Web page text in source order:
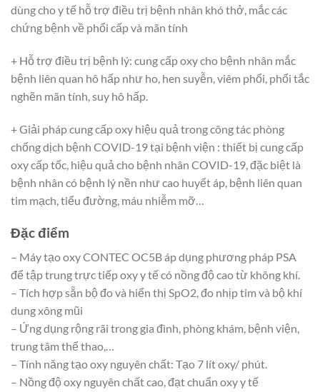
dùng cho y tế hỗ trợ điều trị bệnh nhân khó thở, mắc các
chứng bệnh về phổi cấp và mãn tính
+ Hỗ trợ điều trị bệnh lý: cung cấp oxy cho bệnh nhân mắc
bệnh liên quan hô hấp như ho, hen suyễn, viêm phổi, phổi tắc
nghẽn mãn tính, suy hô hấp.
+ Giải pháp cung cấp oxy hiệu quả trong công tác phòng
chống dịch bệnh COVID-19 tại bệnh viện : thiết bị cung cấp
oxy cấp tốc, hiệu quả cho bệnh nhân COVID-19, đặc biệt là
bệnh nhân có bệnh lý nền như cao huyết áp, bệnh liên quan
tim mạch, tiểu đường, máu nhiễm mỡ…
Đặc điểm
– Máy tạo oxy CONTEC OC5B áp dụng phương pháp PSA
để tập trung trực tiếp oxy y tế có nồng độ cao từ không khí.
– Tích hợp sẵn bộ đo và hiển thị SpO2, đo nhịp tim và bộ khí
dung xông mũi
– Ứng dụng rộng rãi trong gia đình, phòng khám, bệnh viện,
trung tâm thể thao,…
– Tính năng tạo oxy nguyên chất: Tạo 7 lít oxy/ phút.
– Nồng độ oxy nguyên chất cao, đạt chuẩn oxy y tế